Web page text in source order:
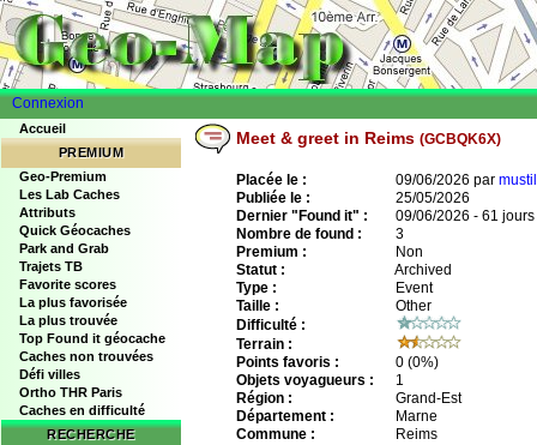
Connexion
Accueil
PREMIUM
Geo-Premium
Les Lab Caches
Attributs
Quick Géocaches
Park and Grab
Trajets TB
Favorite scores
La plus favorisée
La plus trouvée
Top Found it géocache
Caches non trouvées
Défi villes
Ortho THR Paris
Caches en difficulté
RECHERCHE
Meet & greet in Reims (GCBQK6X)
Placée le : 09/06/2026 par
Publiée le :
25/05/2026
Dernier "Found it" :
09/06/2026 - 61 jours
Nombre de found :
3
Premium :
Non
Statut :
Archived
Type :
Event
Taille :
Other
Difficulté :
Terrain :
Points favoris :
0 (0%)
Objets voyagueurs :
1
Région :
Grand-Est
Département :
Marne
Commune :
Reims